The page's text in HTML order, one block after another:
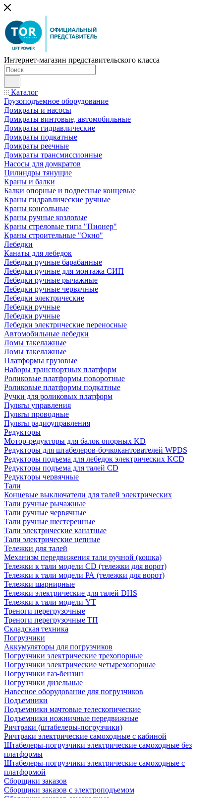
Интернет-магазин представительского класса
Каталог
Грузоподъемное оборудование
Домкраты и насосы
Домкраты винтовые, автомобильные
Домкраты гидравлические
Домкраты подкатные
Домкраты реечные
Домкраты трансмиссионные
Насосы для домкратов
Цилиндры тянущие
Краны и балки
Балки опорные и подвесные концевые
Краны гидравлические ручные
Краны консольные
Краны ручные козловые
Краны стреловые типа "Пионер"
Краны строительные "Окно"
Лебедки
Канаты для лебедок
Лебедки ручные барабанные
Лебедки ручные для монтажа СИП
Лебедки ручные рычажные
Лебедки ручные червячные
Лебедки электрические
Лебедки ручные
Лебедки ручные
Лебедки электрические переносные
Автомобильные лебедки
Ломы такелажные
Ломы такелажные
Платформы грузовые
Наборы транспортных платформ
Роликовые платформы поворотные
Роликовые платформы подкатные
Ручки для роликовых платформ
Пульты управления
Пульты проводные
Пульты радиоуправления
Редукторы
Мотор-редукторы для балок опорных KD
Редукторы для штабелеров-бочкокантователей WPDS
Редукторы подъема для лебедок электрических KCD
Редукторы подъема для талей CD
Редукторы червячные
Тали
Концевые выключатели для талей электрических
Тали ручные рычажные
Тали ручные червячные
Тали ручные шестеренные
Тали электрические канатные
Тали электрические цепные
Тележки для талей
Механизм передвижения тали ручной (кошка)
Тележки к тали модели CD (тележки для ворот)
Тележки к тали модели РА (тележки для ворот)
Тележки шарнирные
Тележки электрические для талей DHS
Тележки к тали модели YT
Треноги перегрузочные
Треноги перегрузочные ТП
Складская техника
Погрузчики
Аккумуляторы для погрузчиков
Погрузчики электрические трехопорные
Погрузчики электрические четырехопорные
Погрузчики газ-бензин
Погрузчики дизельные
Навесное оборудование для погрузчиков
Подъемники
Подъемники мачтовые телескопические
Подъемники ножничные передвижные
Ричтраки (штабелеры-погрузчики)
Ричтраки электрические самоходные с кабиной
Штабелеры-погрузчики электрические самоходные без
платформы
Штабелеры-погрузчики электрические самоходные с
платформой
Сборщики заказов
Сборщики заказов с электроподъемом